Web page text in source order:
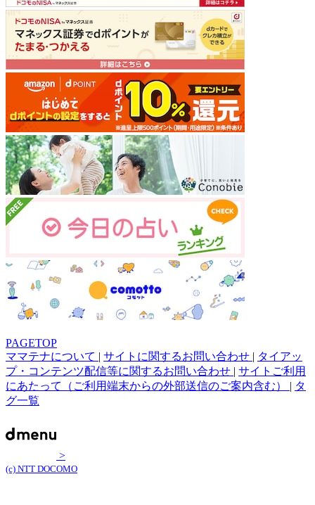
PAGETOP
ママテナについて | サイトに関するお問い合わせ | タイアッ
プ・コンテンツ配信等に関するお問い合わせ | サイトご利用
にあたって（ご利用端末からの外部送信のご案内含む） | タ
グ一覧
>
(c) NTT DOCOMO